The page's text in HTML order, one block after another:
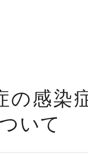
の感染
いて